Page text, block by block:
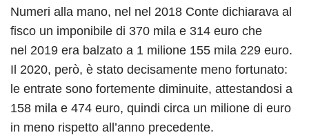
Numeri alla mano, nel nel 2018 Conte dichiarava al
fisco un imponibile di 370 mila e 314 euro che
nel 2019 era balzato a 1 milione 155 mila 229 euro.
Il 2020, però, è stato decisamente meno fortunato:
le entrate sono fortemente diminuite, attestandosi a
158 mila e 474 euro, quindi circa un milione di euro
in meno rispetto all’anno precedente.